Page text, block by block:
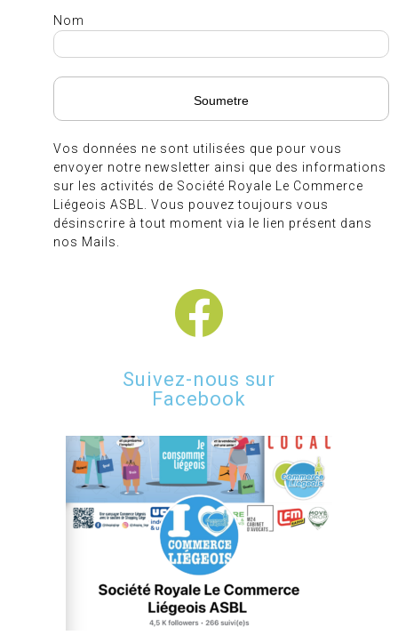
Nom
Vos données ne sont utilisées que pour vous
envoyer notre newsletter ainsi que des informations
sur les activités de Société Royale Le Commerce
Liégeois ASBL. Vous pouvez toujours vous
désinscrire à tout moment via le lien présent dans
nos Mails.
Suivez-nous sur
Facebook